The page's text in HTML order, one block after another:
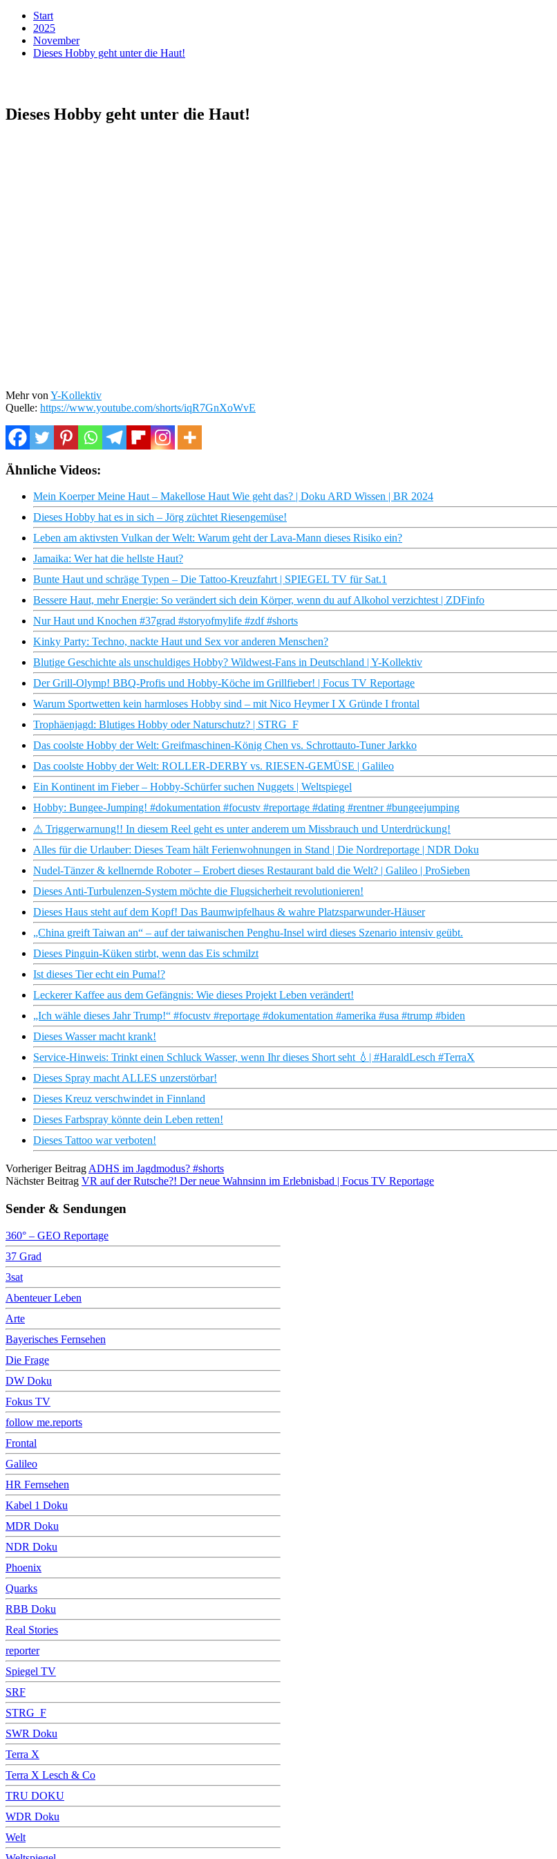
Start
2025
November
Dieses Hobby geht unter die Haut!
Dieses Hobby geht unter die Haut!
Mehr von Y-Kollektiv
Quelle: https://www.youtube.com/shorts/iqR7GnXoWvE
Ähnliche Videos:
Mein Koerper Meine Haut – Makellose Haut Wie geht das? | Doku ARD Wissen | BR 2024
Dieses Hobby hat es in sich – Jörg züchtet Riesengemüse!
Leben am aktivsten Vulkan der Welt: Warum geht der Lava-Mann dieses Risiko ein?
Jamaika: Wer hat die hellste Haut?
Bunte Haut und schräge Typen – Die Tattoo-Kreuzfahrt | SPIEGEL TV für Sat.1
Bessere Haut, mehr Energie: So verändert sich dein Körper, wenn du auf Alkohol verzichtest | ZDFinfo
Nur Haut und Knochen #37grad #storyofmylife #zdf #shorts
Kinky Party: Techno, nackte Haut und Sex vor anderen Menschen?
Blutige Geschichte als unschuldiges Hobby? Wildwest-Fans in Deutschland | Y-Kollektiv
Der Grill-Olymp! BBQ-Profis und Hobby-Köche im Grillfieber! | Focus TV Reportage
Warum Sportwetten kein harmloses Hobby sind – mit Nico Heymer I X Gründe I frontal
Trophäenjagd: Blutiges Hobby oder Naturschutz? | STRG_F
Das coolste Hobby der Welt: Greifmaschinen-König Chen vs. Schrottauto-Tuner Jarkko
Das coolste Hobby der Welt: ROLLER-DERBY vs. RIESEN-GEMÜSE | Galileo
Ein Kontinent im Fieber – Hobby-Schürfer suchen Nuggets | Weltspiegel
Hobby: Bungee-Jumping! #dokumentation #focustv #reportage #dating #rentner #bungeejumping
⚠ Triggerwarnung!! In diesem Reel geht es unter anderem um Missbrauch und Unterdrückung!
Alles für die Urlauber: Dieses Team hält Ferienwohnungen in Stand | Die Nordreportage | NDR Doku
Nudel-Tänzer & kellnernde Roboter – Erobert dieses Restaurant bald die Welt? | Galileo | ProSieben
Dieses Anti-Turbulenzen-System möchte die Flugsicherheit revolutionieren!
Dieses Haus steht auf dem Kopf! Das Baumwipfelhaus & wahre Platzsparwunder-Häuser
„China greift Taiwan an“ – auf der taiwanischen Penghu-Insel wird dieses Szenario intensiv geübt.
Dieses Pinguin-Küken stirbt, wenn das Eis schmilzt
Ist dieses Tier echt ein Puma!?
Leckerer Kaffee aus dem Gefängnis: Wie dieses Projekt Leben verändert!
„Ich wähle dieses Jahr Trump!“ #focustv #reportage #dokumentation #amerika #usa #trump #biden
Dieses Wasser macht krank!
Service-Hinweis: Trinkt einen Schluck Wasser, wenn Ihr dieses Short seht 💧| #HaraldLesch #TerraX
Dieses Spray macht ALLES unzerstörbar!
Dieses Kreuz verschwindet in Finnland
Dieses Farbspray könnte dein Leben retten!
Dieses Tattoo war verboten!
Vorheriger Beitrag ADHS im Jagdmodus? #shorts
Nächster Beitrag VR auf der Rutsche?! Der neue Wahnsinn im Erlebnisbad | Focus TV Reportage
Sender & Sendungen
360° – GEO Reportage
37 Grad
3sat
Abenteuer Leben
Arte
Bayerisches Fernsehen
Die Frage
DW Doku
Fokus TV
follow me.reports
Frontal
Galileo
HR Fernsehen
Kabel 1 Doku
MDR Doku
NDR Doku
Phoenix
Quarks
RBB Doku
Real Stories
reporter
Spiegel TV
SRF
STRG_F
SWR Doku
Terra X
Terra X Lesch & Co
TRU DOKU
WDR Doku
Welt